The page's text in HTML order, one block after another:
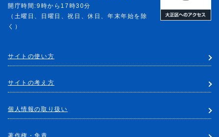
開庁時間:9時から17時30分
（土曜日、日曜日、祝日、休日、年末年始を除
く）
サイトの使い方
サイトの考え方
個人情報の取り扱い
著作権・免責